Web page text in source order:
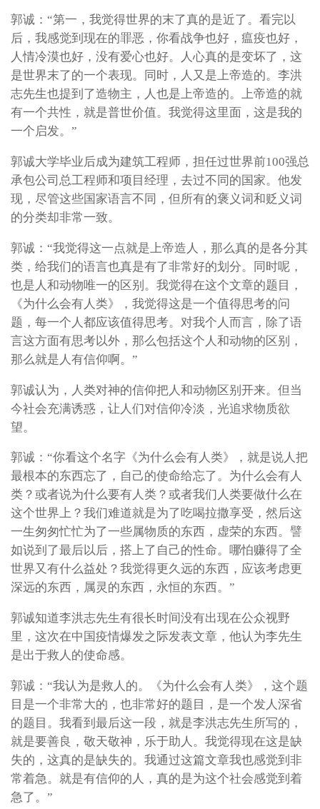
郭诚：“第一，我觉得世界的末了真的是近了。看完以
后，我感觉到现在的罪恶，你看战争也好，瘟疫也好，
人情冷漠也好，没有爱心也好。人心真的是变坏了，这
是世界末了的一个表现。同时，人又是上帝造的。李洪
志先生也提到了造物主，人也是上帝造的。上帝造的就
有一个共性，就是普世价值。我觉得这里面，这是我的
一个启发。”
郭诚大学毕业后成为建筑工程师，担任过世界前100强总
承包公司总工程师和项目经理，去过不同的国家。他发
现，尽管这些国家语言不同，但所有的褒义词和贬义词
的分类却非常一致。
郭诚：“我觉得这一点就是上帝造人，那么真的是各分其
类，给我们的语言也真是有了非常好的划分。同时呢，
也是人和动物唯一的区别。我觉得在这个文章的题目，
《为什么会有人类》，我觉得这是一个值得思考的问
题，每一个人都应该值得思考。对我个人而言，除了语
言这方面有思考以外，那么包括这个人和动物的区别，
那么就是人有信仰啊。”
郭诚认为，人类对神的信仰把人和动物区别开来。但当
今社会充满诱惑，让人们对信仰冷淡，光追求物质欲
望。
郭诚：“你看这个名字《为什么会有人类》，就是说人把
最根本的东西忘了，自己的使命给忘了。为什么会有人
类？或者说为什么要有人类？或者我们人类要做什么在
这个世界上？我们难道就是为了吃喝拉撒享受，然后这
一生匆匆忙忙为了一些属物质的东西，虚荣的东西。譬
如说到了最后以后，搭上了自己的性命。哪怕赚得了全
世界又有什么益处？我觉得更久远的东西，应该考虑更
深远的东西，属灵的东西，永恒的东西。”
郭诚知道李洪志先生有很长时间没有出现在公众视野
里，这次在中国疫情爆发之际发表文章，他认为李先生
是出于救人的使命感。
郭诚：“我认为是救人的。《为什么会有人类》，这个题
目是一个非常大的，也非常好的题目，是一个发人深省
的题目。我看到最后这一段，就是李洪志先生所写的，
就是要善良，敬天敬神，乐于助人。我觉得现在这是缺
失的，这真的是缺失的。我通过这篇文章我也感觉到非
常着急。就是有信仰的人，真的是为这个社会感觉到着
急了。”